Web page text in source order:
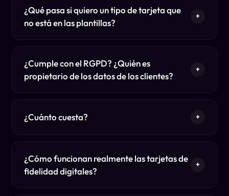
¿Qué pasa si quiero un tipo de tarjeta que
no está en las plantillas?
+
¿Cumple con el RGPD? ¿Quién es
propietario de los datos de los clientes?
+
¿Cuánto cuesta? +
¿Cómo funcionan realmente las tarjetas de
fidelidad digitales?
+